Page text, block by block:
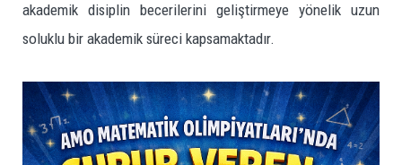
akademik disiplin becerilerini geliştirmeye yönelik uzun
soluklu bir akademik süreci kapsamaktadır.